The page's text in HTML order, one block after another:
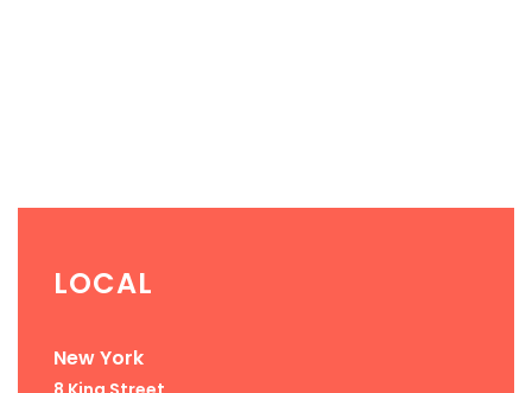
LOCAL
New York